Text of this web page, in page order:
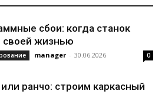
сбои: когда станок
жизнью
manager - 30.06.2026 0
ранчо: строим каркасный